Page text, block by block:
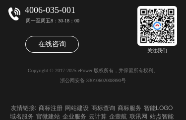
v
i
g
a
t
4006-035-001
周一至周五8：30-18：00
在线咨询
关注我们
Copyright © 2017-2025 ePower 版权所有，并保留所有权利。
浙公网安备 33010602008990号
友情链接: 商标注册 网站建设 商标查询 商标服务 智能LOGO
域名服务 官微建站 企业服务 云计算 企壹航 联讯网 站点智能